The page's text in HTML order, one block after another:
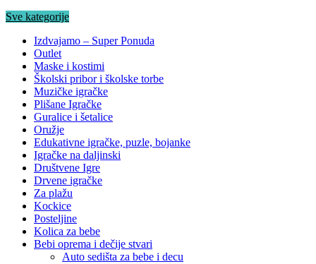
Sve kategorije
Izdvajamo – Super Ponuda
Outlet
Maske i kostimi
Školski pribor i školske torbe
Muzičke igračke
Plišane Igračke
Guralice i šetalice
Oružje
Edukativne igračke, puzle, bojanke
Igračke na daljinski
Društvene Igre
Drvene igračke
Za plažu
Kockice
Posteljine
Kolica za bebe
Bebi oprema i dečije stvari
Auto sedišta za bebe i decu